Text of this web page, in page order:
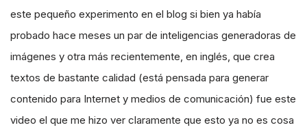
este pequeño experimento en el blog si bien ya había
probado hace meses un par de inteligencias generadoras de
imágenes y otra más recientemente, en inglés, que crea
textos de bastante calidad (está pensada para generar
contenido para Internet y medios de comunicación) fue este
video el que me hizo ver claramente que esto ya no es cosa